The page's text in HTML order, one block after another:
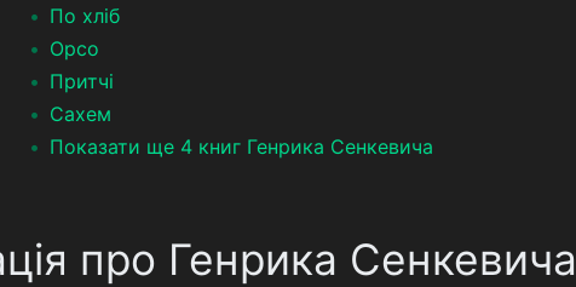
По хліб
Орсо
Притчі
Сахем
Показати ще 4 книг Генрика Сенкевича
про Генрика Сенкевича